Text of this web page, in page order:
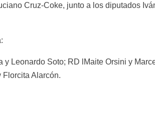
Cruz-Coke, junto a los diputados
Leonardo Soto; RD lMaite Orsini y
Alarcón.